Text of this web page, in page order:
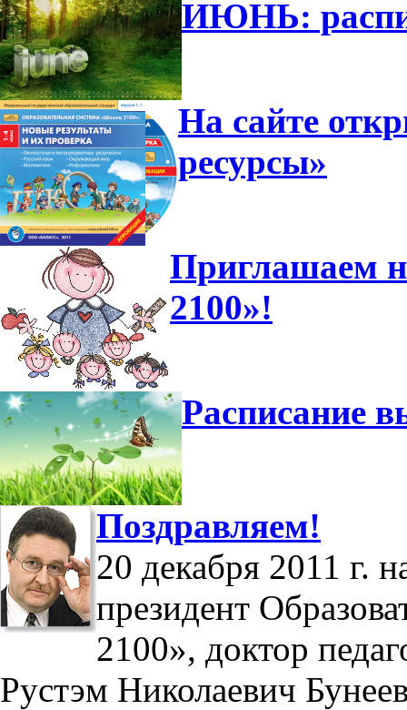
ИЮНЬ:
На сайте
ресурсы»
Приглашаем
2100»!
Расписание
Поздравляем!
20 декабря 2011 г.
президент
2100», доктор
Рустэм Николаевич